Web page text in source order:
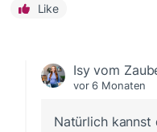
Like
Isy vom
vor 6 Monaten
Natürlich kannst